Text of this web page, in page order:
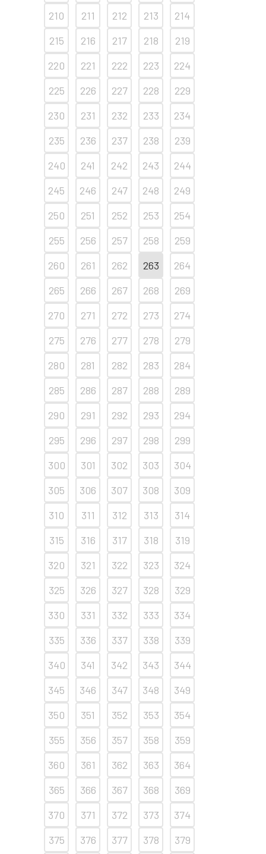
210
211 212 213
214
215
216 217 218
219
220
221 222 223
224
225
226 227 228
229
230
231 232 233
234
235
236 237 238
239
240
241 242 243
244
245
246 247 248
249
250
251 252 253
254
255
256 257 258
259
260
261 262 263
264
265
266 267 268
269
270
271 272 273
274
275
276 277 278
279
280
281 282 283
284
285
286 287 288
289
290
291 292 293
294
295
296 297 298
299
300
301 302 303
304
305
306 307 308
309
310
311 312 313
314
315
316 317 318
319
320
321 322 323
324
325
326 327 328
329
330
331 332 333
334
335
336 337 338
339
340
341 342 343
344
345
346 347 348
349
350
351 352 353
354
355
356 357 358
359
360
361 362 363
364
365
366 367 368
369
370
371 372 373
374
375
376 377 378 379